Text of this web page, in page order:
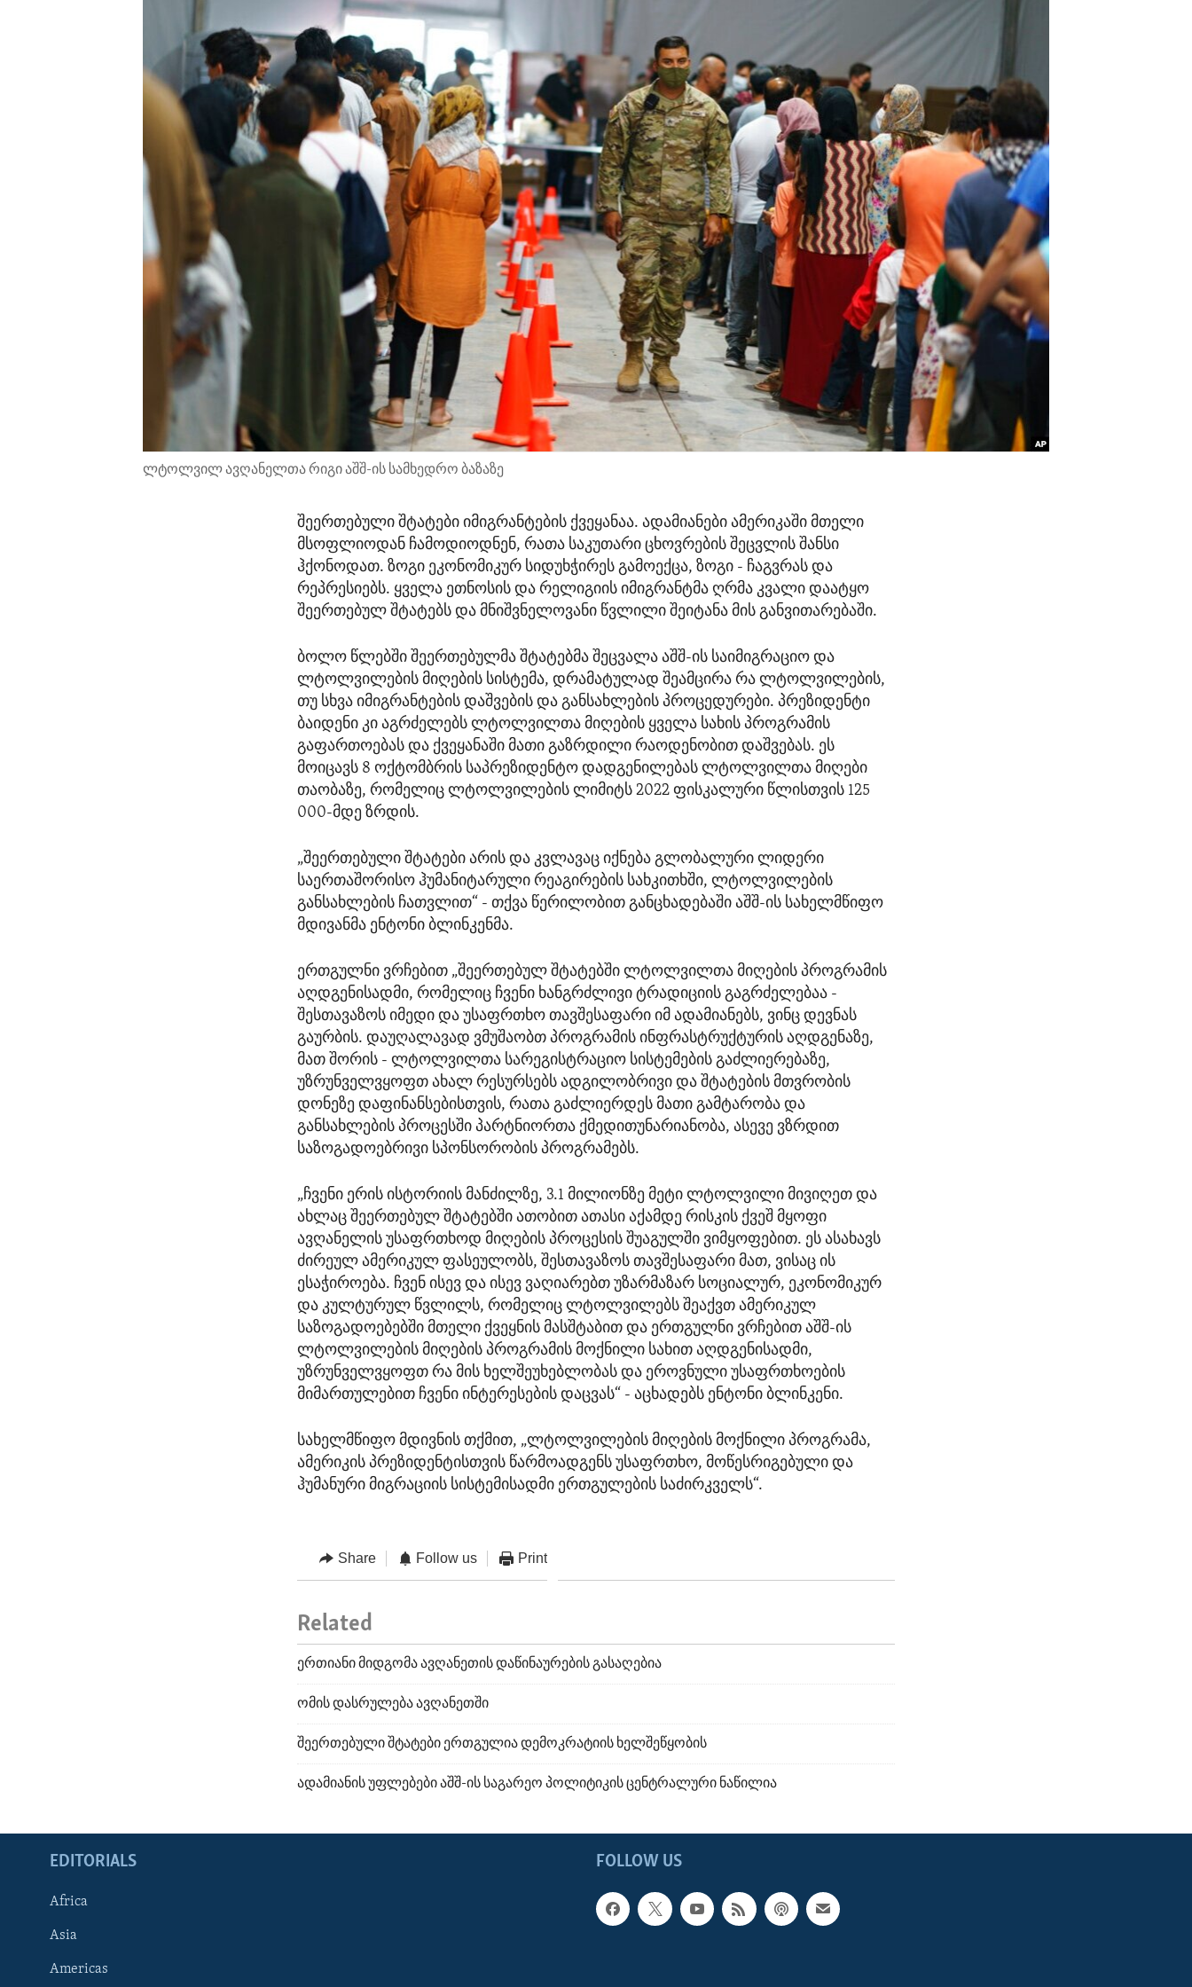
IDEALS AND INSTITUTIONS
ლტოლვილ ავღანელთა რიგი აშშ-ის სამხედრო ბაზაზე
შეერთებული შტატები იმიგრანტების ქვეყანაა. ადამიანები ამერიკაში მთელი
მსოფლიოდან ჩამოდიოდნენ, რათა საკუთარი ცხოვრების შეცვლის შანსი
ჰქონოდათ. ზოგი ეკონომიკურ სიდუხჭირეს გამოექცა, ზოგი - ჩაგვრას და
რეპრესიებს. ყველა ეთნოსის და რელიგიის იმიგრანტმა ღრმა კვალი დაატყო
შეერთებულ შტატებს და მნიშვნელოვანი წვლილი შეიტანა მის განვითარებაში.
ბოლო წლებში შეერთებულმა შტატებმა შეცვალა აშშ-ის საიმიგრაციო და
ლტოლვილების მიღების სისტემა, დრამატულად შეამცირა რა ლტოლვილების,
თუ სხვა იმიგრანტების დაშვების და განსახლების პროცედურები. პრეზიდენტი
ბაიდენი კი აგრძელებს ლტოლვილთა მიღების ყველა სახის პროგრამის
გაფართოებას და ქვეყანაში მათი გაზრდილი რაოდენობით დაშვებას. ეს
მოიცავს 8 ოქტომბრის საპრეზიდენტო დადგენილებას ლტოლვილთა მიღები
თაობაზე, რომელიც ლტოლვილების ლიმიტს 2022 ფისკალური წლისთვის 125
000-მდე ზრდის.
„შეერთებული შტატები არის და კვლავაც იქნება გლობალური ლიდერი
საერთაშორისო ჰუმანიტარული რეაგირების სახკითხში, ლტოლვილების
განსახლების ჩათვლით“ - თქვა წერილობით განცხადებაში აშშ-ის სახელმწიფო
მდივანმა ენტონი ბლინკენმა.
ერთგულნი ვრჩებით „შეერთებულ შტატებში ლტოლვილთა მიღების პროგრამის
აღდგენისადმი, რომელიც ჩვენი ხანგრძლივი ტრადიციის გაგრძელებაა -
შესთავაზოს იმედი და უსაფრთხო თავშესაფარი იმ ადამიანებს, ვინც დევნას
გაურბის. დაუღალავად ვმუშაობთ პროგრამის ინფრასტრუქტურის აღდგენაზე,
მათ შორის - ლტოლვილთა სარეგისტრაციო სისტემების გაძლიერებაზე,
უზრუნველვყოფთ ახალ რესურსებს ადგილობრივი და შტატების მთვრობის
დონეზე დაფინანსებისთვის, რათა გაძლიერდეს მათი გამტარობა და
განსახლების პროცესში პარტნიორთა ქმედითუნარიანობა, ასევე ვზრდით
საზოგადოებრივი სპონსორობის პროგრამებს.
„ჩვენი ერის ისტორიის მანძილზე, 3.1 მილიონზე მეტი ლტოლვილი მივიღეთ და
ახლაც შეერთებულ შტატებში ათობით ათასი აქამდე რისკის ქვეშ მყოფი
ავღანელის უსაფრთხოდ მიღების პროცესის შუაგულში ვიმყოფებით. ეს ასახავს
ძირეულ ამერიკულ ფასეულობს, შესთავაზოს თავშესაფარი მათ, ვისაც ის
ესაჭიროება. ჩვენ ისევ და ისევ ვაღიარებთ უზარმაზარ სოციალურ, ეკონომიკურ
და კულტურულ წვლილს, რომელიც ლტოლვილებს შეაქვთ ამერიკულ
საზოგადოებებში მთელი ქვეყნის მასშტაბით და ერთგულნი ვრჩებით აშშ-ის
ლტოლვილების მიღების პროგრამის მოქნილი სახით აღდგენისადმი,
უზრუნველვყოფთ რა მის ხელშეუხებლობას და ეროვნული უსაფრთხოების
მიმართულებით ჩვენი ინტერესების დაცვას“ - აცხადებს ენტონი ბლინკენი.
სახელმწიფო მდივნის თქმით, „ლტოლვილების მიღების მოქნილი პროგრამა,
ამერიკის პრეზიდენტისთვის წარმოადგენს უსაფრთხო, მოწესრიგებული და
ჰუმანური მიგრაციის სისტემისადმი ერთგულების საძირკველს“.
Share Follow us Print
Related
ერთიანი მიდგომა ავღანეთის დაწინაურების გასაღებია
ომის დასრულება ავღანეთში
შეერთებული შტატები ერთგულია დემოკრატიის ხელშეწყობის
ადამიანის უფლებები აშშ-ის საგარეო პოლიტიკის ცენტრალური ნაწილია
FOLLOW US
EDITORIALS
Africa
Asia
Americas